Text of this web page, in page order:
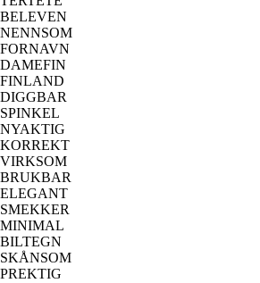
BELEVEN
NENNSOM
FORNAVN
DAMEFIN
FINLAND
DIGGBAR
SPINKEL
NYAKTIG
KORREKT
VIRKSOM
BRUKBAR
ELEGANT
SMEKKER
MINIMAL
BILTEGN
SKÅNSOM
PREKTIG